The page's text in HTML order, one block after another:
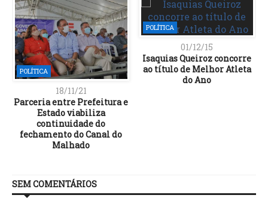
POLÍTICA
18/11/21
Parceria entre Prefeitura e
Estado viabiliza
continuidade do
fechamento do Canal do
Malhado
POLÍTICA
01/12/15
Isaquias Queiroz concorre
ao título de Melhor Atleta
do Ano
SEM COMENTÁRIOS